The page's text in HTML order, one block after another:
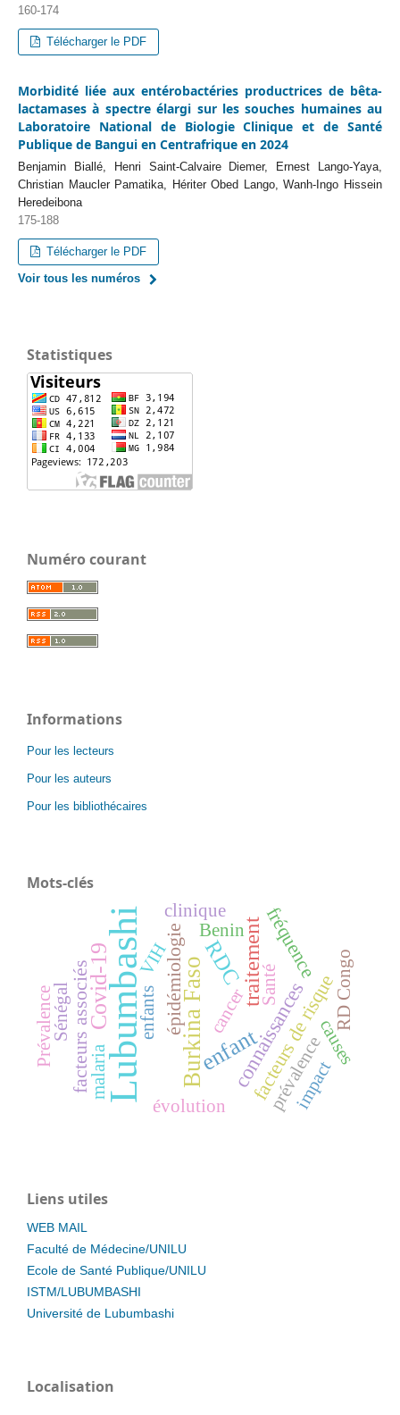
160-174
Télécharger le PDF
Morbidité liée aux entérobactéries productrices de bêta-
lactamases à spectre élargi sur les souches humaines au
Laboratoire National de Biologie Clinique et de Santé
Publique de Bangui en Centrafrique en 2024
Benjamin Biallé, Henri Saint-Calvaire Diemer, Ernest Lango-Yaya,
Christian Maucler Pamatika, Hériter Obed Lango, Wanh-Ingo Hissein
Heredeibona
175-188
Télécharger le PDF
Voir tous les numéros
Statistiques
Numéro courant
Informations
Pour les lecteurs
Pour les auteurs
Pour les bibliothécaires
Mots-clés
Lubumbashi Burkina Faso
Covid-19
enfant
RDCtraitement
connaissances
épidémiologie facteurs de risque
facteurs associés
fréquence
clinique
évolution prévalence
VIH
Benin
cancer
enfants
Santé
causes
RD Congo
Sénégal
malaria impact
Prévalence
Liens utiles
WEB MAIL
Faculté de Médecine/UNILU
Ecole de Santé Publique/UNILU
ISTM/LUBUMBASHI
Université de Lubumbashi
Localisation